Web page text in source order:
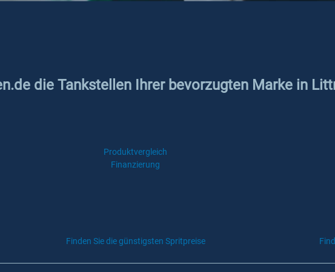
die Tankstellen Ihrer bevorzugten Marke in
Produktvergleich
Finanzierung
Finden Sie die günstigsten Spritpreise